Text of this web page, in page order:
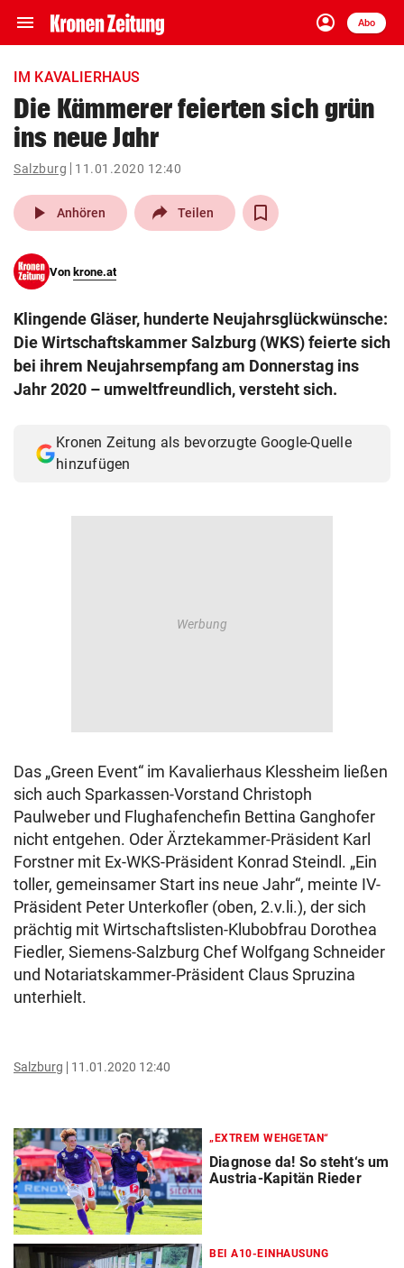
menu Navigation
ein-/ausklappen
account_circle
Anmelden
Abo
close Schließen
account_circle Anmelden
pin_drop
Wien arrow_right
search
eingeben
Muthgasse 2, 1190 Wien
IM KAVALIERHAUS
Die Kämmerer feierten sich grün
ins neue Jahr
Salzburg 11.01.2020 12:40
play_arrow Anhören Teilen
Von krone.at
Klingende Gläser, hunderte Neujahrsglückwünsche:
Die Wirtschaftskammer Salzburg (WKS) feierte sich
bei ihrem Neujahrsempfang am Donnerstag ins
Jahr 2020 – umweltfreundlich, versteht sich.
Kronen Zeitung als bevorzugte Google-Quelle
hinzufügen
Das „Green Event“ im Kavalierhaus Klessheim ließen
sich auch Sparkassen-Vorstand Christoph
Paulweber und Flughafenchefin Bettina Ganghofer
nicht entgehen. Oder Ärztekammer-Präsident Karl
Forstner mit Ex-WKS-Präsident Konrad Steindl. „Ein
toller, gemeinsamer Start ins neue Jahr“, meinte IV-
Präsident Peter Unterkofler (oben, 2.v.li.), der sich
prächtig mit Wirtschaftslisten-Klubobfrau Dorothea
Fiedler, Siemens-Salzburg Chef Wolfgang Schneider
und Notariatskammer-Präsident Claus Spruzina
unterhielt.
Salzburg 11.01.2020 12:40
„EXTREM WEHGETAN“
Diagnose da! So steht‘s um
Austria-Kapitän Rieder
BEI A10-EINHAUSUNG